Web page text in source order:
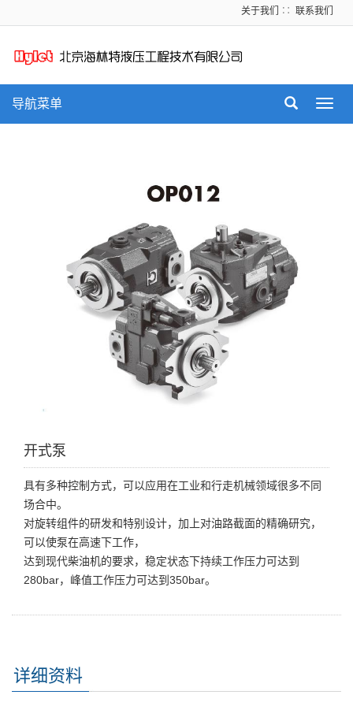
关于我们 ∷ 联系我们
导航菜单
开式泵
具有多种控制方式，可以应用在工业和行走机械领域很多不同
场合中。
对旋转组件的研发和特别设计，加上对油路截面的精确研究，
可以使泵在高速下工作，
达到现代柴油机的要求，稳定状态下持续工作压力可达到
280bar，峰值工作压力可达到350bar。
详细资料